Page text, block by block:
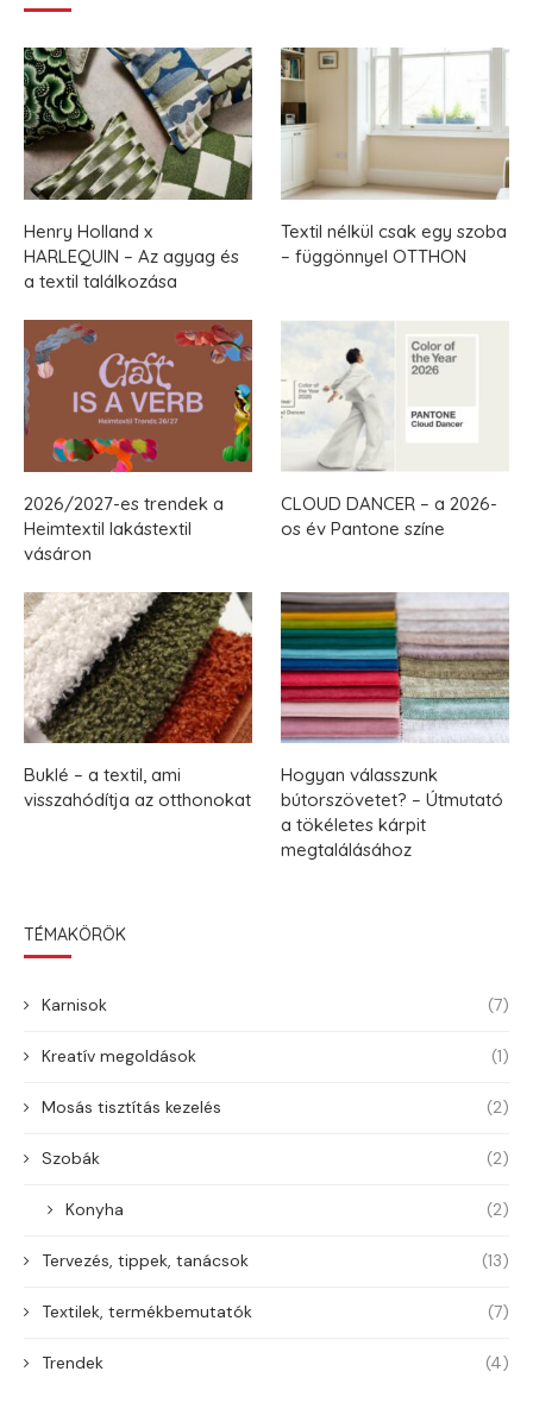
Henry Holland x
HARLEQUIN – Az agyag és
a textil találkozása
Textil nélkül csak egy szoba
– függönnyel OTTHON
2026/2027-es trendek a
Heimtextil lakástextil
vásáron
CLOUD DANCER – a 2026-
os év Pantone színe
Buklé – a textil, ami
visszahódítja az otthonokat
Hogyan válasszunk
bútorszövetet? – Útmutató
a tökéletes kárpit
megtalálásához
TÉMAKÖRÖK
Karnisok (7)
Kreatív megoldások (1)
Mosás tisztítás kezelés (2)
Szobák (2)
Konyha (2)
Tervezés, tippek, tanácsok (13)
Textilek, termékbemutatók (7)
Trendek (4)